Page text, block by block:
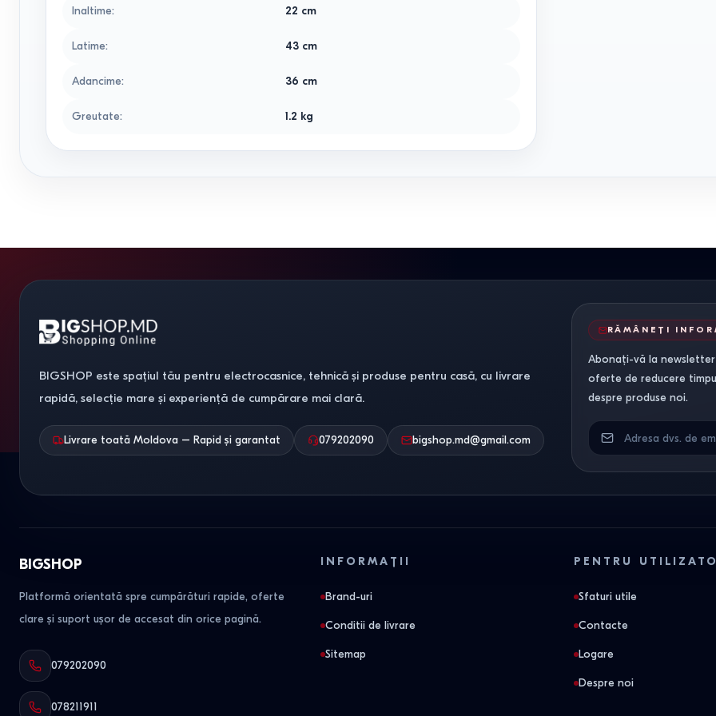
Inaltime: 22 cm
Latime: 43 cm
Adancime: 36 cm
Greutate: 1.2 kg
BIGSHOP este spațiul tău pentru electrocasnice, tehnică și produse pentru casă, cu livrare
rapidă, selecție mare și experiență de cumpărare mai clară.
Livrare toată Moldova – Rapid și garantat 079202090 bigshop.md@gmail.com
RĂMÂNEȚI
Abonați-vă la
oferte de reducere
despre produse noi.
BIGSHOP
Platformă orientată spre cumpărături rapide, oferte
clare și suport ușor de accesat din orice pagină.
079202090
078211911
INFORMAȚII
Brand-uri
Conditii de livrare
Sitemap
PENTRU
Sfaturi utile
Contacte
Logare
Despre noi